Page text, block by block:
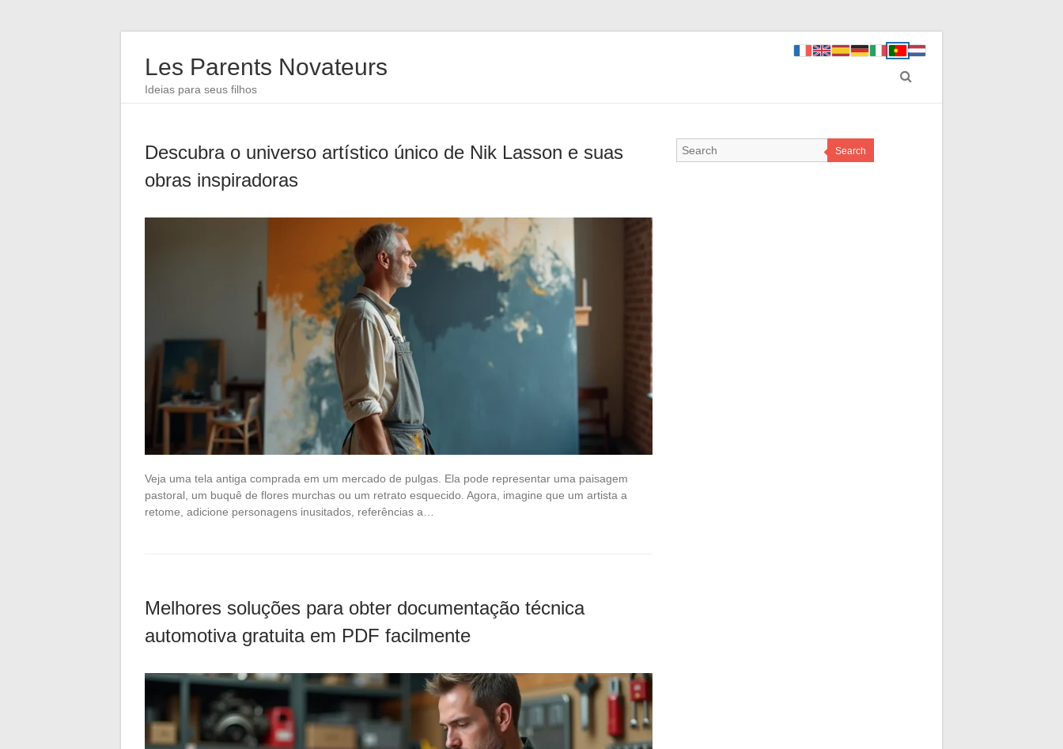
Les Parents Novateurs
Ideias para seus filhos
Descubra o universo artístico único de Nik Lasson e suas
obras inspiradoras
Veja uma tela antiga comprada em um mercado de pulgas. Ela pode representar uma paisagem
pastoral, um buquê de flores murchas ou um retrato esquecido. Agora, imagine que um artista a
retome, adicione personagens inusitados, referências a…
Melhores soluções para obter documentação técnica
automotiva gratuita em PDF facilmente
Search